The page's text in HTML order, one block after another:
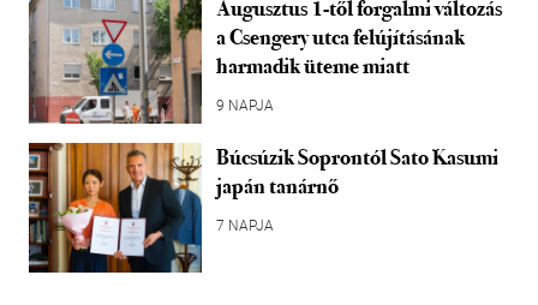
Augusztus 1-től forgalmi változás
a Csengery utca felújításának
harmadik üteme miatt
9 NAPJA
Búcsúzik Soprontól Sato Kasumi
japán tanárnő
7 NAPJA